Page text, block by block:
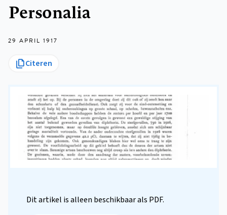
Personalia
29 APRIL 1917
Citeren
Dit artikel is alleen beschikbaar als PDF.